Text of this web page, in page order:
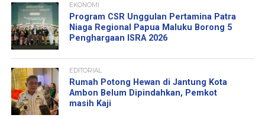
EKONOMI
Program CSR Unggulan Pertamina Patra
Niaga Regional Papua Maluku Borong 5
Penghargaan ISRA 2026
EDITORIAL
Rumah Potong Hewan di Jantung Kota
Ambon Belum Dipindahkan, Pemkot
masih Kaji